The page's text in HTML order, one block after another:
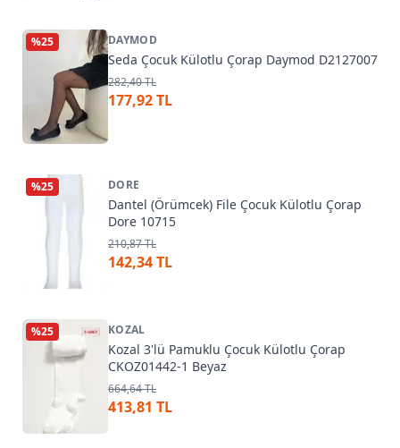
%25 DAYMOD
Seda Çocuk Külotlu Çorap Daymod D2127007
282,40 TL
177,92 TL
%25 DORE
Dantel (Örümcek) File Çocuk Külotlu Çorap
Dore 10715
210,87 TL
142,34 TL
%25 KOZAL
Kozal 3'lü Pamuklu Çocuk Külotlu Çorap
CKOZ01442-1 Beyaz
664,64 TL
413,81 TL